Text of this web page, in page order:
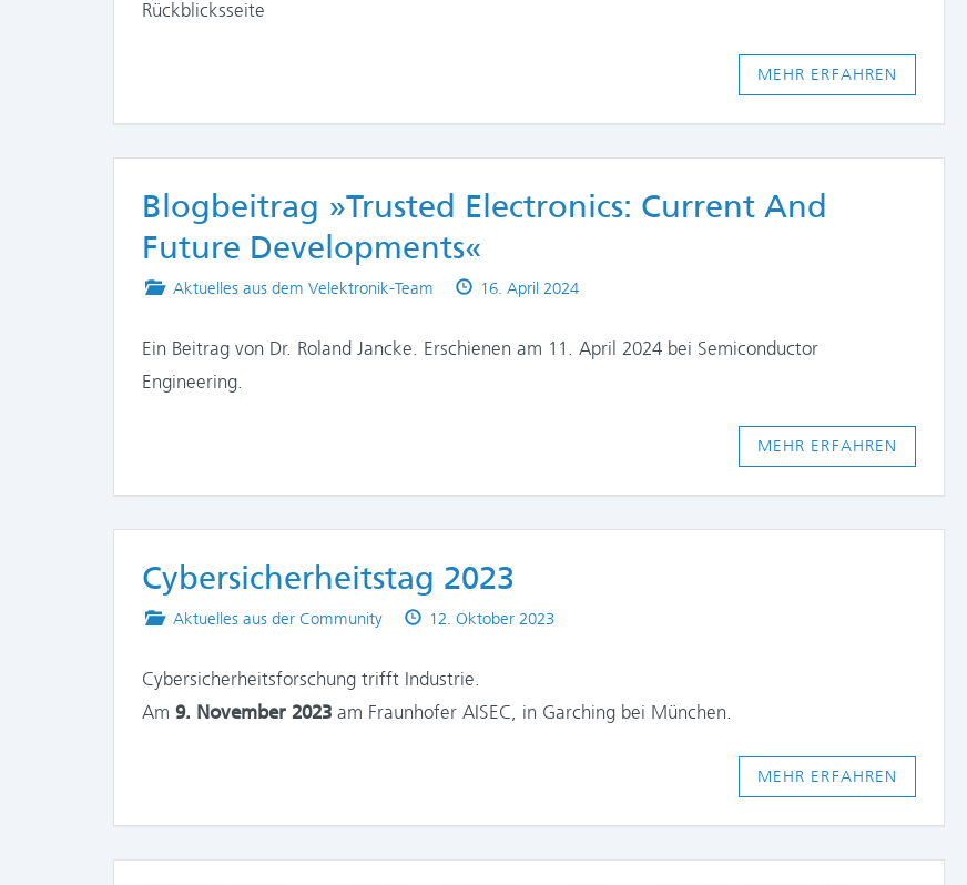
Rückblicksseite
MEHR ERFAHREN
Blogbeitrag »Trusted Electronics: Current And
Future Developments«
Posted
Aktuelles aus dem Velektronik-Team
Published
16. April 2024
Ein Beitrag von Dr. Roland Jancke. Erschienen am 11. April 2024 bei Semiconductor
Engineering.
MEHR ERFAHREN
Cybersicherheitstag 2023
Posted
Aktuelles aus der Community
Published
12. Oktober 2023
Cybersicherheitsforschung trifft Industrie.
Am 9. November 2023 am Fraunhofer AISEC, in Garching bei München.
MEHR ERFAHREN